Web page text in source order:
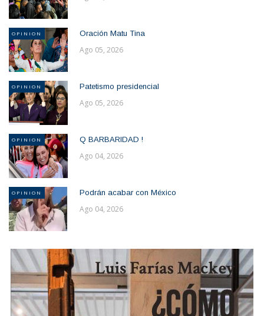
OPINION Oración Matu Tina
Ago 05, 2026
OPINION Patetismo presidencial
Ago 05, 2026
OPINION Q BARBARIDAD !
Ago 04, 2026
OPINION Podrán acabar con México
Ago 04, 2026